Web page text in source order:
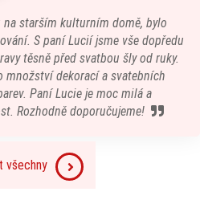
starším kulturním domě, bylo
S paní Lucií jsme vše dopředu
těsně před svatbou šly od ruky.
množství dekorací a svatebních
Paní Lucie je moc milá a
Rozhodně doporučujeme!
všechny